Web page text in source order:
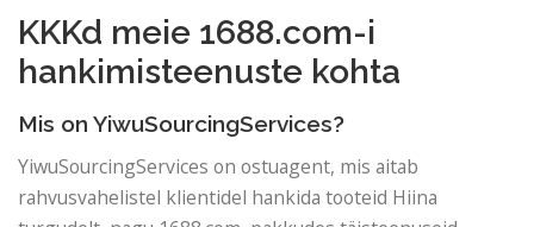
KKKd meie 1688.com-i
hankimisteenuste kohta
Mis on YiwuSourcingServices?
YiwuSourcingServices on ostuagent, mis aitab
rahvusvahelistel klientidel hankida tooteid Hiina